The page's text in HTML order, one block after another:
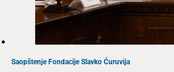
Saopštenje Fondacije Slavko Ćuruvija